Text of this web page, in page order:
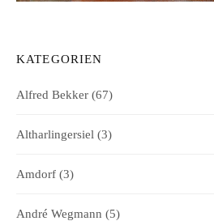
KATEGORIEN
Alfred Bekker (67)
Altharlingersiel (3)
Amdorf (3)
André Wegmann (5)